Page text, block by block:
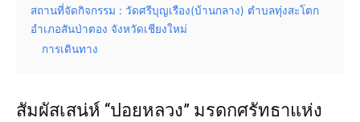
สถานที่จัดกิจกรรม : วัดศรีบุญเรือง(บ้านกลาง) ตำบลทุ่งสะโตก
อำเภอสันป่าตอง จังหวัดเชียงใหม่
การเดินทาง
สัมผัสเสน่ห์ “ปอยหลวง” มรดกศรัทธาแห่ง